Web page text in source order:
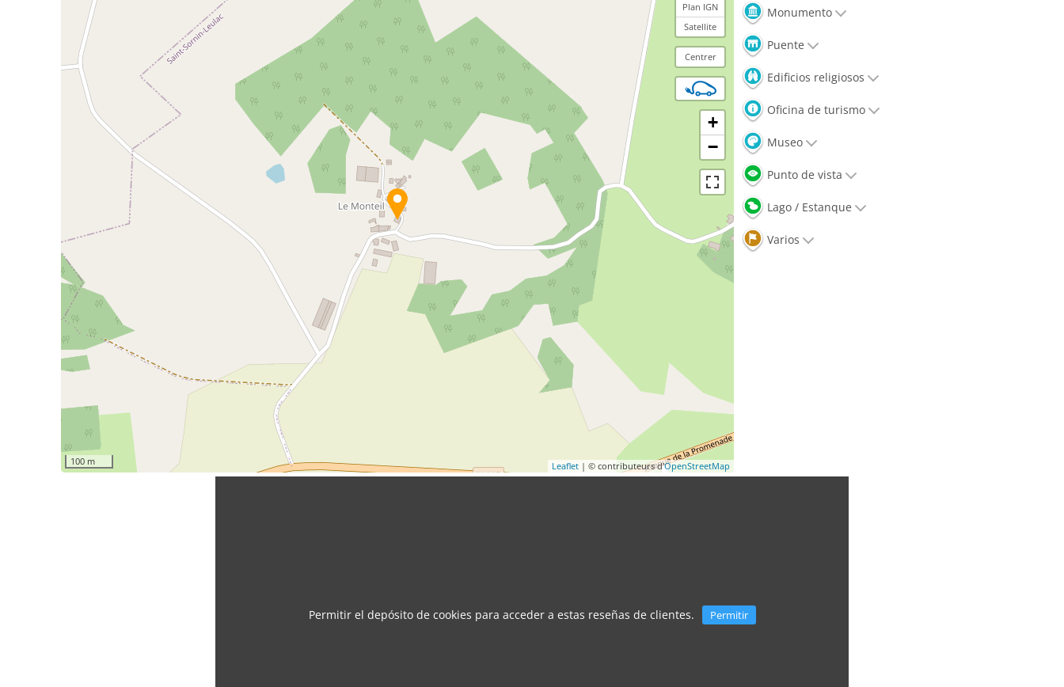
Plan IGN
Satellite
Centrer
+
−
100 m Leaflet | © contributeurs d'OpenStreetMap
Monumento
Puente
Edificios religiosos
Oficina de turismo
Museo
Punto de vista
Lago / Estanque
Varios
Permitir el depósito de cookies para acceder a estas reseñas de clientes. Permitir